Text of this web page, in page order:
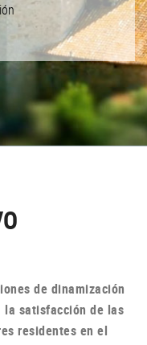
de dinamización
la satisfacción de las
residentes en el